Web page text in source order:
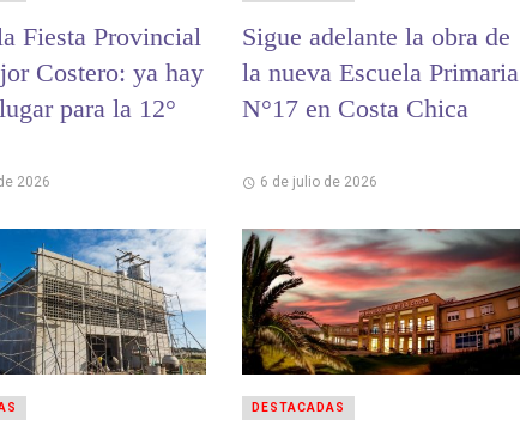
Fiesta Provincial
Costero: ya hay
para la 12°
2026
Sigue adelante la obra de
la nueva Escuela Primaria
N°17 en Costa Chica
6 de julio de 2026
DESTACADAS